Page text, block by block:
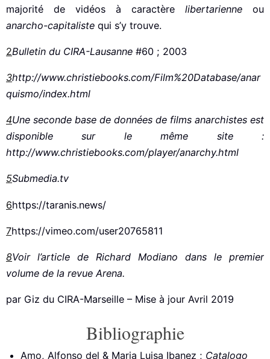
majorité de vidéos à caractère libertarienne ou
anarcho-capitaliste qui s’y trouve.
2Bulletin du CIRA-Lausanne #60 ; 2003
3http://www.christiebooks.com/Film%20Database/anar
quismo/index.html
4Une seconde base de données de films anarchistes est
disponible sur le même site :
http://www.christiebooks.com/player/anarchy.html
5Submedia.tv
6https://taranis.news/
7https://vimeo.com/user20765811
8Voir l’article de Richard Modiano dans le premier
volume de la revue Arena.
par Giz du CIRA-Marseille – Mise à jour Avril 2019
Bibliographie
Amo, Alfonso del & Maria Luisa Ibanez ; Catalogo